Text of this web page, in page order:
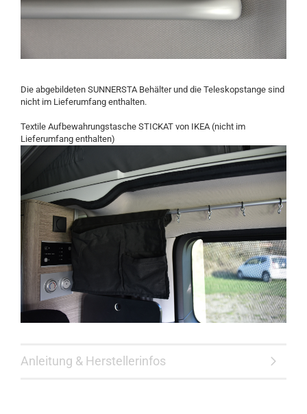
Die abgebildeten SUNNERSTA Behälter und die Teleskopstange sind
nicht im Lieferumfang enthalten.
Textile Aufbewahrungstasche STICKAT von IKEA (nicht im
Lieferumfang enthalten)
Anleitung & Herstellerinfos